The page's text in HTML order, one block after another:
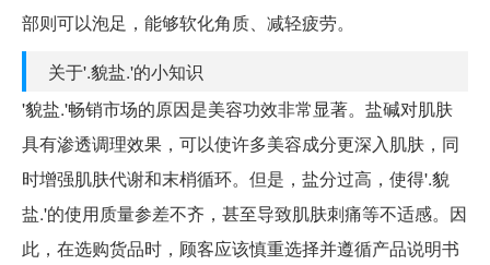
部则可以泡足，能够软化角质、减轻疲劳。
关于'.貌盐.'的小知识
'貌盐.'畅销市场的原因是美容功效非常显著。盐碱对肌肤
具有渗透调理效果，可以使许多美容成分更深入肌肤，同
时增强肌肤代谢和末梢循环。但是，盐分过高，使得'.貌
盐.'的使用质量参差不齐，甚至导致肌肤刺痛等不适感。因
此，在选购货品时，顾客应该慎重选择并遵循产品说明书